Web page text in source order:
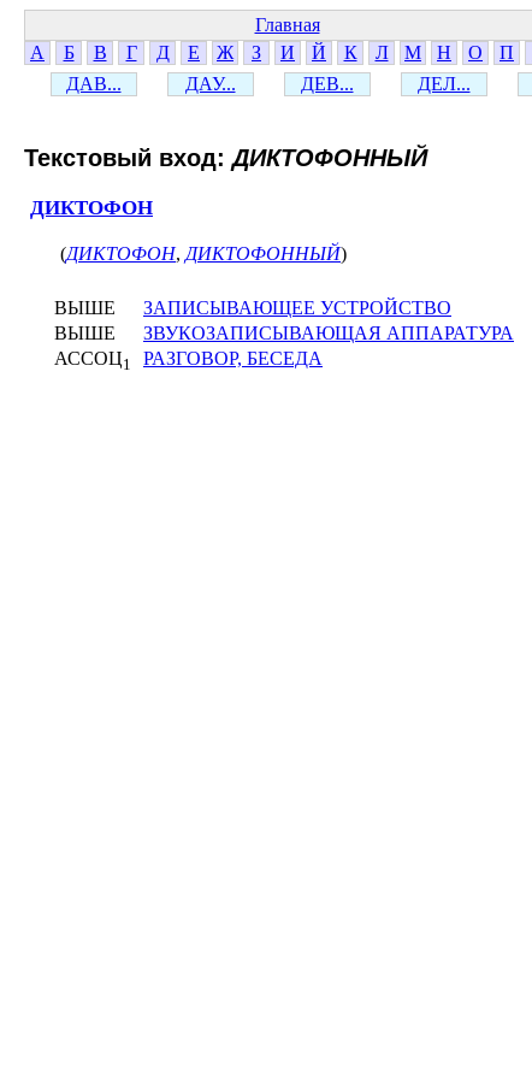
Главная
А
Б В Г Д Е Ж З И Й К Л М Н О П
ДАВ...
ДАУ... ДЕВ... ДЕЛ...
Текстовый вход:ДИКТОФОННЫЙ
ДИКТОФОН
(ДИКТОФОН, ДИКТОФОННЫЙ)
ВЫШЕ
ЗАПИСЫВАЮЩЕЕ УСТРОЙСТВО
ВЫШЕ
ЗВУКОЗАПИСЫВАЮЩАЯ АППАРАТУРА
АССОЦ1 РАЗГОВОР, БЕСЕДА